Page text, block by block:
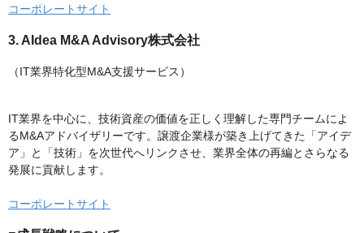
コーポレートサイト
3. AIdea M&A Advisory株式会社
（IT業界特化型M&A支援サービス）
IT業界を中心に、技術資産の価値を正しく理解した専門チームによ
るM&Aアドバイザリーです。譲渡企業様が築き上げてきた「アイデ
ア」と「技術」を次世代へリンクさせ、業界全体の再編とさらなる
発展に貢献します。
コーポレートサイト